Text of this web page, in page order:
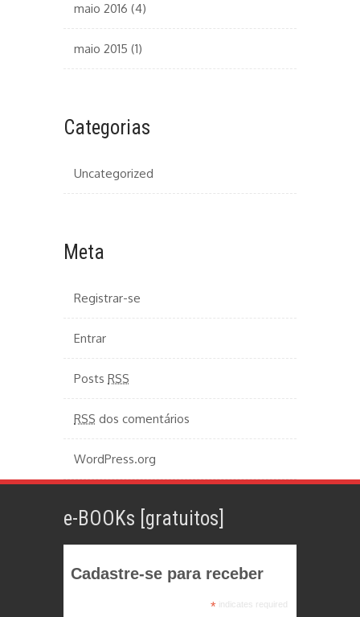
maio 2016 (4)
maio 2015 (1)
Categorias
Uncategorized
Meta
Registrar-se
Entrar
Posts RSS
RSS dos comentários
WordPress.org
e-BOOKs [gratuitos]
Cadastre-se para receber
*indicates required